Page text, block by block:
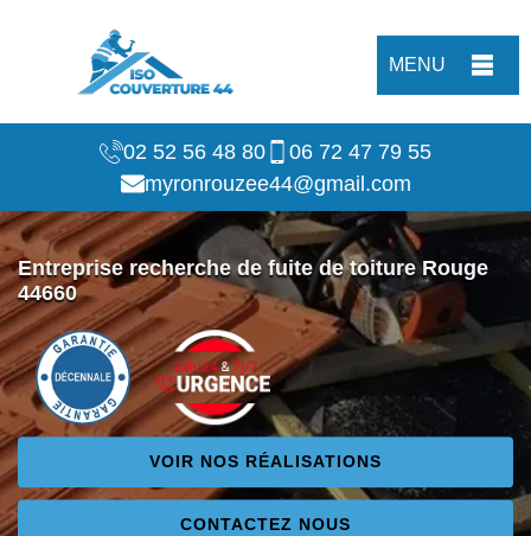
MENU
02 52 56 48 80
06 72 47 79 55
myronrouzee44@gmail.com
Entreprise recherche de fuite de toiture Rouge
44660
VOIR NOS RÉALISATIONS
CONTACTEZ NOUS